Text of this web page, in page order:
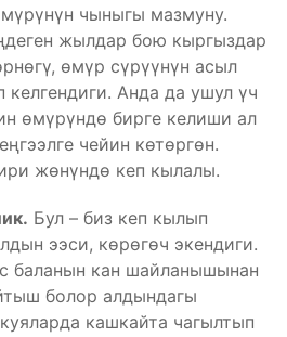
чыныгы мазмуну.
жылдар бою кыргыздар
өмүр сүрүүнүн асыл
келгендиги. Анда да ушул үч
өмүрүндө бирге келиши ал
чейин көтөргөн.
жөнүндө кеп кылалы.
Бул – биз кеп кылып
ээси, көрөгөч экендиги.
баланын кан шайланышынан
болор алдындагы
кашкайта чагылтып